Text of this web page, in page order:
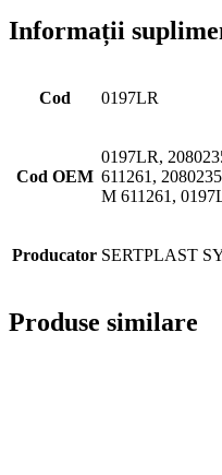
Informații
Cod 0197LR
Cod OEM
0197LR,
611261,
M 611261,
Producator SERTPLAST
Produse similare